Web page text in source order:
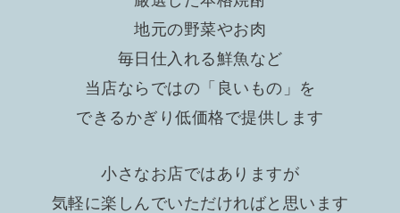
地元の野菜やお肉
毎日仕入れる鮮魚など
当店ならではの「良いもの」を
できるかぎり低価格で提供します
小さなお店ではありますが
気軽に楽しんでいただければと思います